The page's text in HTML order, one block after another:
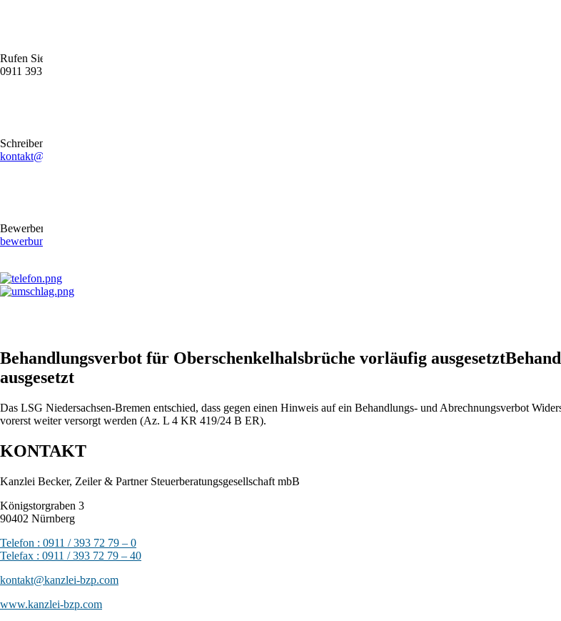
Rufen Sie uns gerne an
0911 39372790
Schreiben Sie uns gerne eine E-Mail
kontakt@stb-becker-zeiler.de
Bewerben Sie sich online oder per E-Mail
bewerbung@stb-becker-zeiler.de
Behandlungsverbot für Oberschenkelhalsbrüche vorläufig
ausgesetzt
Das LSG Niedersachsen-Bremen entschied, dass gegen einen Hinweis auf ein Behandlungs- und Abrechnungsverbot
vorerst weiter versorgt werden (Az. L 4 KR 419/24 B ER).
KONTAKT
Kanzlei Becker, Zeiler & Partner Steuerberatungsgesellschaft mbB
Königstorgraben 3
90402 Nürnberg
Telefon : 0911 / 393 72 79 – 0
Telefax : 0911 / 393 72 79 – 40
kontakt@kanzlei-bzp.com
www.kanzlei-bzp.com